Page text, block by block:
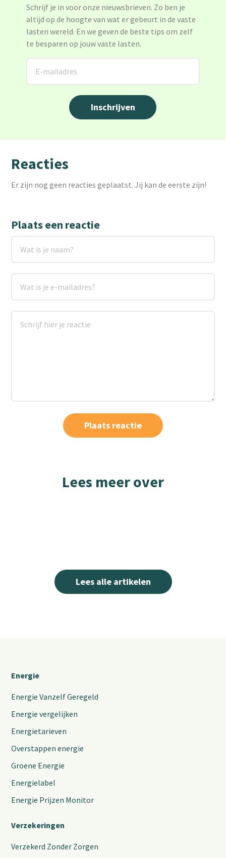
Schrijf je in voor onze nieuwsbrieven. Zo ben je
altijd op de hoogte van wat er gebeurt in de vaste
lasten wereld. En we geven de beste tips om zelf
te besparen op jouw vaste lasten.
Reacties
Er zijn nog geen reacties geplaatst. Jij kan de eerste zijn!
Plaats een reactie
Lees meer over
Lees alle artikelen
Energie
Energie Vanzelf Geregeld
Energie vergelijken
Energietarieven
Overstappen energie
Groene Energie
Energielabel
Energie Prijzen Monitor
Verzekeringen
Verzekerd Zonder Zorgen